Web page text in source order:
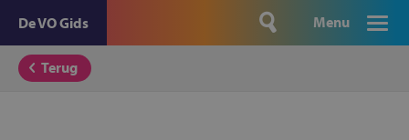
De VO Gids Menu
Terug